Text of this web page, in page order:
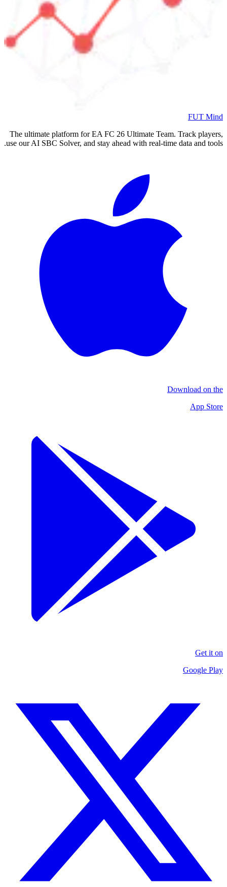
The ultimate platform for EA FC
use our AI SBC Solver, and stay